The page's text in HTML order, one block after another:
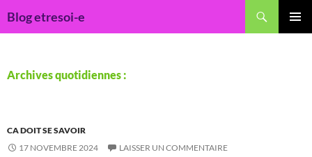
Blog etresoi-e
Archives quotidiennes :
CA DOIT SE SAVOIR
17 NOVEMBRE 2024
LAISSER UN COMMENTAIRE